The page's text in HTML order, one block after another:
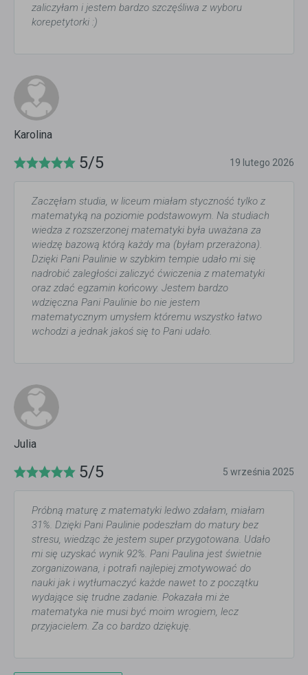
zaliczyłam i jestem bardzo szczęśliwa z wyboru
korepetytorki :)
Karolina
5/5 19 lutego 2026
Zaczęłam studia, w liceum miałam styczność tylko z
matematyką na poziomie podstawowym. Na studiach
wiedza z rozszerzonej matematyki była uważana za
wiedzę bazową którą każdy ma (byłam przerażona).
Dzięki Pani Paulinie w szybkim tempie udało mi się
nadrobić zaległości zaliczyć ćwiczenia z matematyki
oraz zdać egzamin końcowy. Jestem bardzo
wdzięczna Pani Paulinie bo nie jestem
matematycznym umysłem któremu wszystko łatwo
wchodzi a jednak jakoś się to Pani udało.
Julia
5/5 5 września 2025
Próbną maturę z matematyki ledwo zdałam, miałam
31%. Dzięki Pani Paulinie podeszłam do matury bez
stresu, wiedząc że jestem super przygotowana. Udało
mi się uzyskać wynik 92%. Pani Paulina jest świetnie
zorganizowana, i potrafi najlepiej zmotywować do
nauki jak i wytłumaczyć każde nawet to z początku
wydające się trudne zadanie. Pokazała mi że
matematyka nie musi być moim wrogiem, lecz
przyjacielem. Za co bardzo dziękuję.